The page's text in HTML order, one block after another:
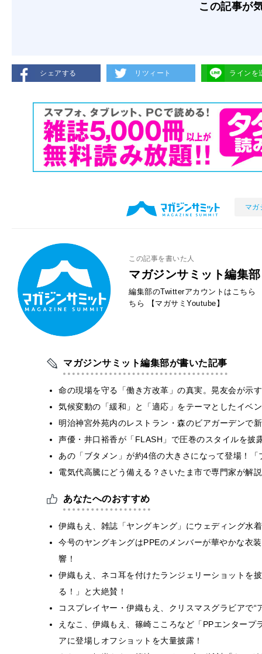
この記事が
シェアする リツィート ラインを
マガ
この記事を書いた人
マガジンサミット編集部
編集部のTwitterアカウントはこちら
ちら
【マガサミYoutube】
マガジンサミット編集部が書いた記事
命の現場を守る「働き方改革」の真実。晃友会が示
気候変動の「緩和」と「適応」をテーマとしたイベ
明治神宮外苑内のレストラン・森のビアガーデンで
声優・井口裕香が「FLASH」で圧巻のスタイルを
あの「ブタメン」が約4倍の大きさになって登場！
電気代高騰にどう備える？さいたま市で専門家が解
あなたへのおすすめ
伊織もえ、雑誌「ヤングキング」にウェディング水
今号のヤングキングはPPEのメンバーが華やかな衣
響！
伊織もえ、ネコ耳を付けたランジェリーショットを
る！」と大絶賛！
コスプレイヤー・伊織もえ、クリスマスグラビアで“
えなこ、伊織もえ、篠崎こころなど「PPエンター
アに登場しオフショットを大量披露！